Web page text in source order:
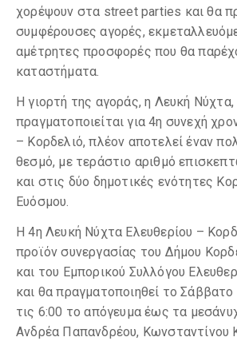
χορέψουν στα street parties και θα
συμφέρουσες αγορές,
αμέτρητες προσφορές που θα
καταστήματα.
Η γιορτή της αγοράς, η Λευκή Νύχτα,
πραγματοποιείται για 4η συνεχή
– Κορδελιό, πλέον αποτελεί έναν
θεσμό, με τεράστιο αριθμό
και στις δύο δημοτικές ενότητες
Ευόσμου.
Η 4η Λευκή Νύχτα Ελευθερίου –
προϊόν συνεργασίας του Δήμου
και του Εμπορικού Συλλόγου
και θα πραγματοποιηθεί το Σάββατο
τις 6:00 το απόγευμα έως τα
Ανδρέα Παπανδρέου, Κωνσταντίνου